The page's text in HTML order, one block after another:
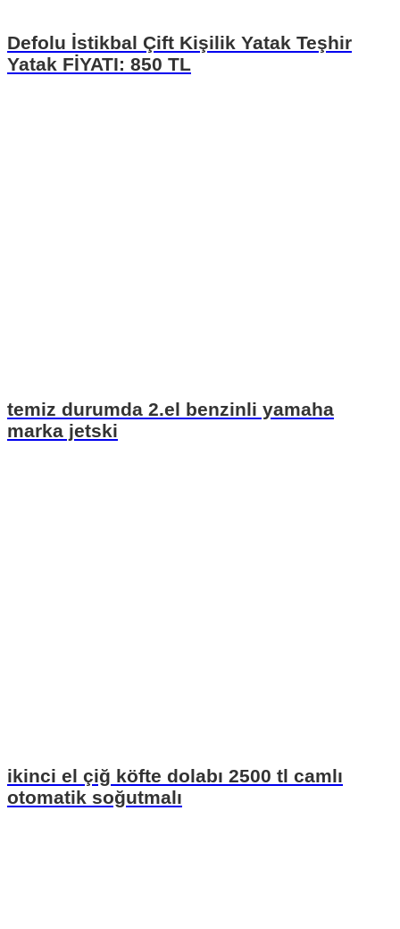
Defolu İstikbal Çift Kişilik Yatak Teşhir
Yatak FİYATI: 850 TL
temiz durumda 2.el benzinli yamaha
marka jetski
ikinci el çiğ köfte dolabı 2500 tl camlı
otomatik soğutmalı